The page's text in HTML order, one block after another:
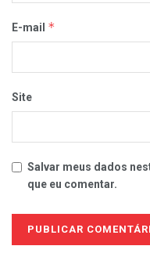
E-mail *
Site
Salvar meus dados
que eu comentar.